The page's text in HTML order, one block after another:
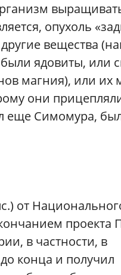
опухоль
вещества
ядовиты, или
магния), или их
они
еще Симомура,
от
проекта
в частности, в
конца и получил